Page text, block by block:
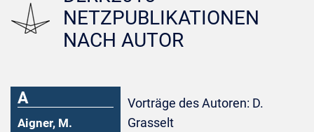
NETZPUBLIKATIONEN
NACH AUTOR
A
Aigner, M.
Vorträge des Autoren: D.
Grasselt